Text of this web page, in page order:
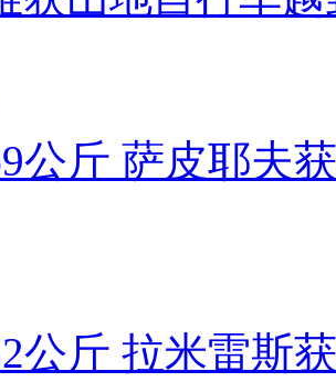
公斤 萨皮耶夫
公斤 拉米雷斯